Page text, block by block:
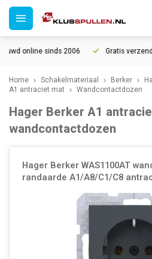
2006 Gratis verzending vanaf €
Home Schakelmateriaal Berker
A1 antraciet mat
Wandcontactdozen
Hager Berker A1
wandcontactdozen
Hager Berker WAS1100AT
randaarde A1/A8/C1/C8